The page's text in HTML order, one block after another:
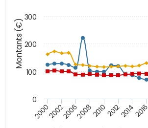
Montants (€)
20002002200620082010201220142016
0
100
200
300